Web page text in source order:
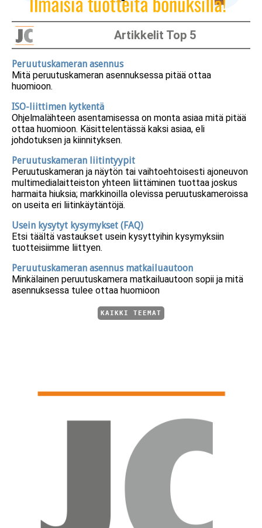
Artikkelit Top 5
Peruutuskameran asennus
Mitä peruutuskameran asennuksessa pitää ottaa
huomioon.
ISO-liittimen kytkentä
Ohjelmalähteen asentamisessa on monta asiaa mitä pitää
ottaa huomioon. Käsittelentässä kaksi asiaa, eli
johdotuksen ja kiinnityksen.
Peruutuskameran liitintyypit
Peruutuskameran ja näytön tai vaihtoehtoisesti ajoneuvon
multimedialaitteiston yhteen liittäminen tuottaa joskus
harmaita hiuksia; markkinoilla olevissa peruutuskameroissa
on useita eri liitinkäytäntöjä.
Usein kysytyt kysymykset (FAQ)
Etsi täältä vastaukset usein kysyttyihin kysymyksiin
tuotteisiimme liittyen.
Peruutuskameran asennus matkailuautoon
Minkälainen peruutuskamera matkailuautoon sopii ja mitä
asennuksessa tulee ottaa huomioon
KAIKKI TEEMAT